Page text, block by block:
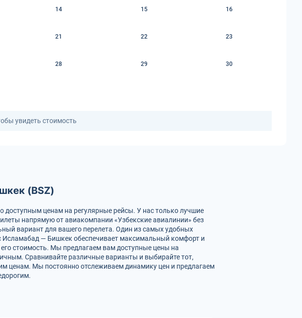
14 15 16
21 22 23
28 29 30
увидеть стоимость
(BSZ)
ценам на регулярные рейсы. У нас только лучшие
напрямую от авиакомпании «Узбекские авиалинии» без
вариант для вашего перелета. Один из самых удобных
Исламабад — Бишкек обеспечивает максимальный комфорт и
стоимость. Мы предлагаем вам доступные цены на
Сравнивайте различные варианты и выбирайте тот,
ценам. Мы постоянно отслеживаем динамику цен и предлагаем